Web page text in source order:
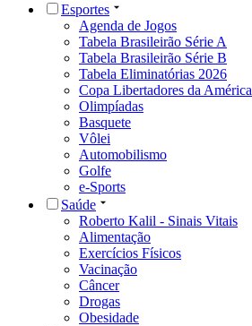
Esportes
Agenda de Jogos
Tabela Brasileirão Série A
Tabela Brasileirão Série B
Tabela Eliminatórias 2026
Copa Libertadores da América
Olimpíadas
Basquete
Vôlei
Automobilismo
Golfe
e-Sports
Saúde
Roberto Kalil - Sinais Vitais
Alimentação
Exercícios Físicos
Vacinação
Câncer
Drogas
Obesidade